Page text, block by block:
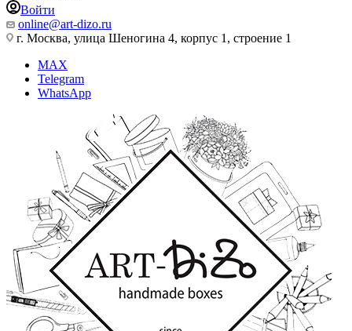
Войти
online@art-dizo.ru
г. Москва, улица Шеногина 4, корпус 1, строение 1
MAX
Telegram
WhatsApp